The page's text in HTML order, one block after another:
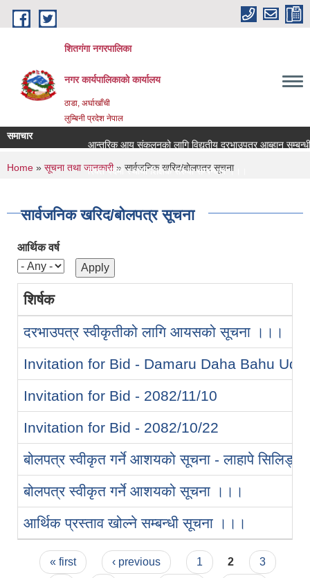
Skip to main content
शितगंगा नगरपालिका
नगर कार्यपालिकाकाे कार्यालय
ठाडा, अर्घाखाँची
लुम्बिनी प्रदेश नेपाल
समाचार
आन्तरिक आय संकलनको लागि विद्युतीय दरभाउपत्र आब्हान सम्बन्धी
रिक्त पदमा स्थायी शिक्षक सरुवा सम्बन्धमा ।।।
You are here
Home » सूचना तथा जानकारी» सार्वजनिक खरिद/बोलपत्र सूचना
सार्वजनिक खरिद/बोलपत्र सूचना
आर्थिक वर्ष
शिर्षक
दरभाउपत्र स्वीकृतीको लागि आयसको सूचना ।।।
Invitation for Bid - Damaru Daha Bahu
Invitation for Bid - 2082/11/10
Invitation for Bid - 2082/10/22
बोलपत्र स्वीकृत गर्ने आशयको सूचना - लाहापे
बोलपत्र स्वीकृत गर्ने आशयको सूचना ।।।
आर्थिक प्रस्ताव खोल्ने सम्बन्धी सूचना ।।।
Pages
« first ‹ previous 1 2
3